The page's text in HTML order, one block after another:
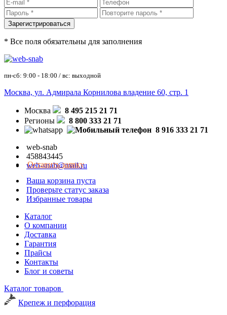
* Все поля обязательны для заполнения
пн-сб: 9:00 - 18:00 / вс: выходной
Москва, ул. Адмирала Корнилова владение 60, стр. 1
Москва
8 495 215 21 71
Регионы
8 800 333 21 71
8 916 333 21 71
web-snab
458843445
web-snab@mail.ru
Оставить заявку
Ваша корзина пуста
Проверьте статус заказа
Избранные товары
Каталог
О компании
Доставка
Гарантия
Прайсы
Контакты
Блог и советы
Каталог товаров
Крепеж и перфорация